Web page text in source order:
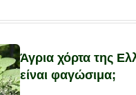
Άγρια χόρτα της
είναι φαγώσιμα;